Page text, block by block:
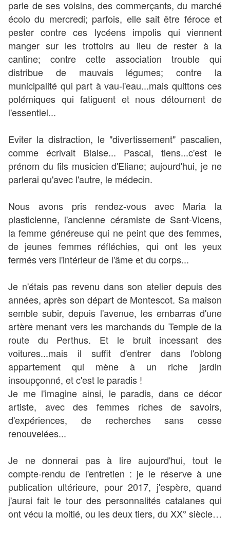
parle de ses voisins, des commerçants, du marché
écolo du mercredi; parfois, elle sait être féroce et
pester contre ces lycéens impolis qui viennent
manger sur les trottoirs au lieu de rester à la
cantine; contre cette association trouble qui
distribue de mauvais légumes; contre la
municipalité qui part à vau-l'eau...mais quittons ces
polémiques qui fatiguent et nous détournent de
l'essentiel...
Eviter la distraction, le "divertissement" pascalien,
comme écrivait Blaise... Pascal, tiens...c'est le
prénom du fils musicien d'Eliane; aujourd'hui, je ne
parlerai qu'avec l'autre, le médecin.
Nous avons pris rendez-vous avec Maria la
plasticienne, l'ancienne céramiste de Sant-Vicens,
la femme généreuse qui ne peint que des femmes,
de jeunes femmes réfléchies, qui ont les yeux
fermés vers l'intérieur de l'âme et du corps...
Je n'étais pas revenu dans son atelier depuis des
années, après son départ de Montescot. Sa maison
semble subir, depuis l'avenue, les embarras d'une
artère menant vers les marchands du Temple de la
route du Perthus. Et le bruit incessant des
voitures...mais il suffit d'entrer dans l'oblong
appartement qui mène à un riche jardin
insoupçonné, et c'est le paradis !
Je me l'imagine ainsi, le paradis, dans ce décor
artiste, avec des femmes riches de savoirs,
d'expériences, de recherches sans cesse
renouvelées...
Je ne donnerai pas à lire aujourd'hui, tout le
compte-rendu de l'entretien : je le réserve à une
publication ultérieure, pour 2017, j'espère, quand
j'aurai fait le tour des personnalités catalanes qui
ont vécu la moitié, ou les deux tiers, du XX° siècle…